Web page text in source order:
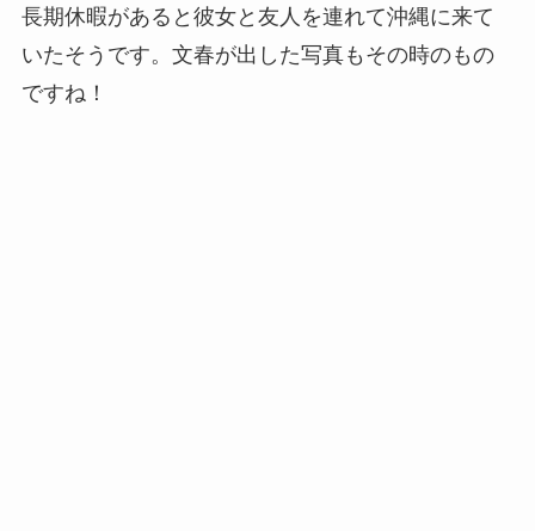
長期休暇があると彼女と友人を連れて沖縄に来て
いたそうです。文春が出した写真もその時のもの
ですね！